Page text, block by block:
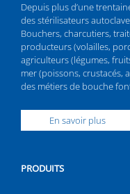
Depuis plus d’une
des stérilisateurs
Bouchers, charcutiers,
producteurs (volailles,
agriculteurs (légumes,
mer (poissons, crustacés,
des métiers de bouche
En savoir plus
PRODUITS